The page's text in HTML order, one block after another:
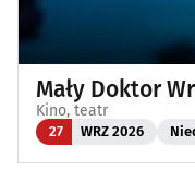
Mały Doktor
Kino, teatr
27 WRZ 2026